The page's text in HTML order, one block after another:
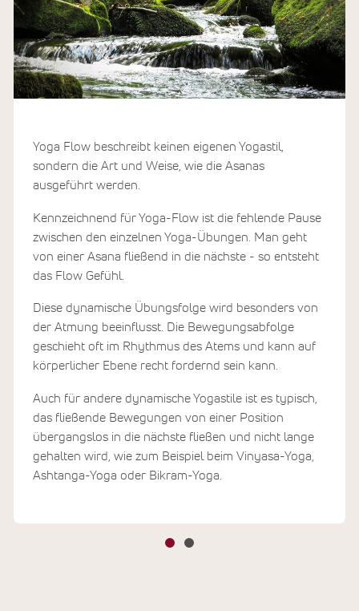
Yoga Flow beschreibt keinen eigenen Yogastil,
sondern die Art und Weise, wie die Asanas
ausgeführt werden.
Kennzeichnend für Yoga-Flow ist die fehlende Pause
zwischen den einzelnen Yoga-Übungen. Man geht
von einer Asana fließend in die nächste - so entsteht
das Flow Gefühl.
Diese dynamische Übungsfolge wird besonders von
der Atmung beeinflusst. Die Bewegungsabfolge
geschieht oft im Rhythmus des Atems und kann auf
körperlicher Ebene recht fordernd sein kann.
Auch für andere dynamische Yogastile ist es typisch,
das fließende Bewegungen von einer Position
übergangslos in die nächste fließen und nicht lange
gehalten wird, wie zum Beispiel beim Vinyasa-Yoga,
Ashtanga-Yoga oder Bikram-Yoga.